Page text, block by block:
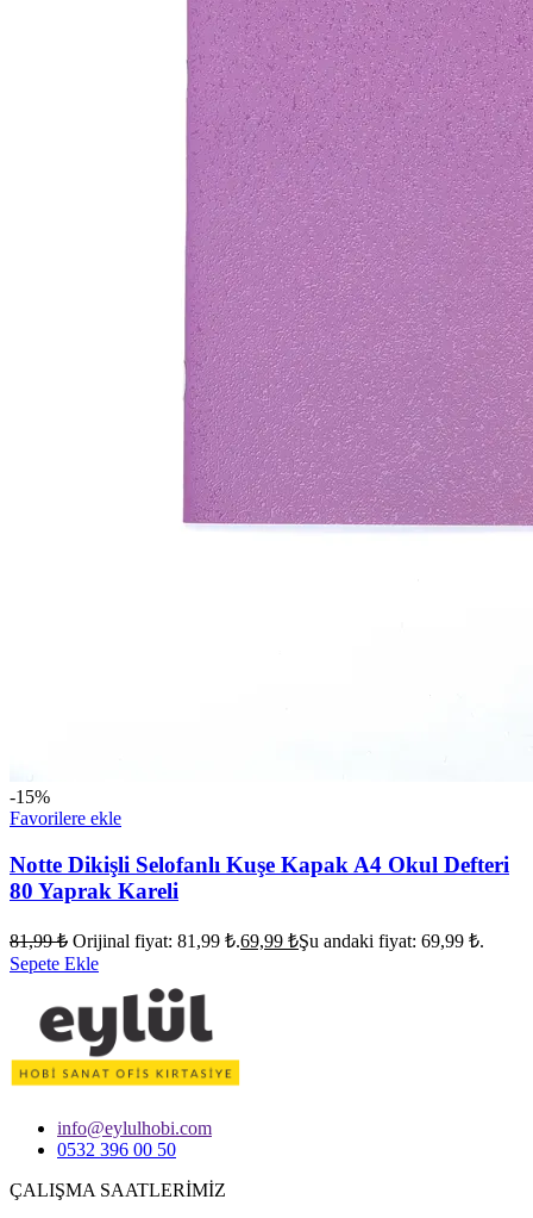
-15%
Favorilere ekle
Notte Dikişli Selofanlı Kuşe Kapak A4 Okul Defteri
80 Yaprak Kareli
81,99₺ Orijinal fiyat: 81,99 ₺.69,99 ₺Şu andaki fiyat: 69,99 ₺.
Sepete Ekle
info@eylulhobi.com
0532 396 00 50
ÇALIŞMA SAATLERİMİZ